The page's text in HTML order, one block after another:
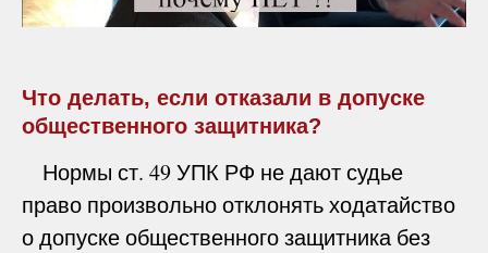
Что делать, если отказали в допуске
общественного защитника?
Нормы ст. 49 УПК РФ не дают судье
право произвольно отклонять ходатайство
о допуске общественного защитника без